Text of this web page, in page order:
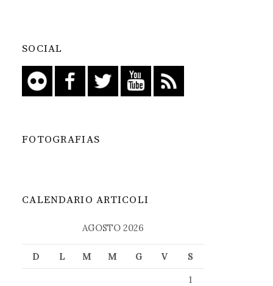
SOCIAL
FOTOGRAFIAS
CALENDARIO ARTICOLI
AGOSTO 2026
D L M M G V
S
1